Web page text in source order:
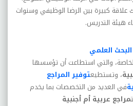
علاقة كبيرة بين الرضا الوظيفي وسنوات
هيئة التدريس.
العلمي
والتي استطاعت أن تؤسسها
، وتستطيعتوفير المراجع
في العديد من التخصصات بما يخدم
مراجع عربية أم أجنبية